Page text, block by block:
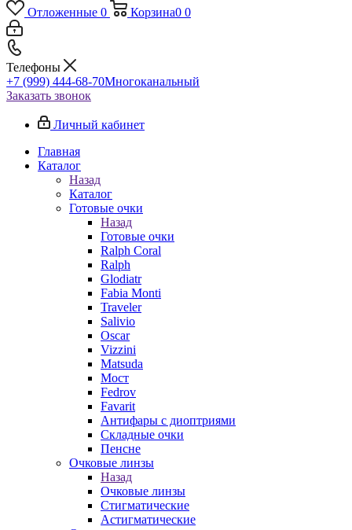
Отложенные 0 Корзина0 0
Телефоны
+7 (999) 444-68-70Многоканальный
Заказать звонок
Личный кабинет
Главная
Каталог
Назад
Каталог
Готовые очки
Назад
Готовые очки
Ralph Coral
Ralph
Glodiatr
Fabia Monti
Traveler
Salivio
Oscar
Vizzini
Matsuda
Мост
Fedrov
Favarit
Антифары с диоптриями
Складные очки
Пенсне
Очковые линзы
Назад
Очковые линзы
Стигматические
Астигматические